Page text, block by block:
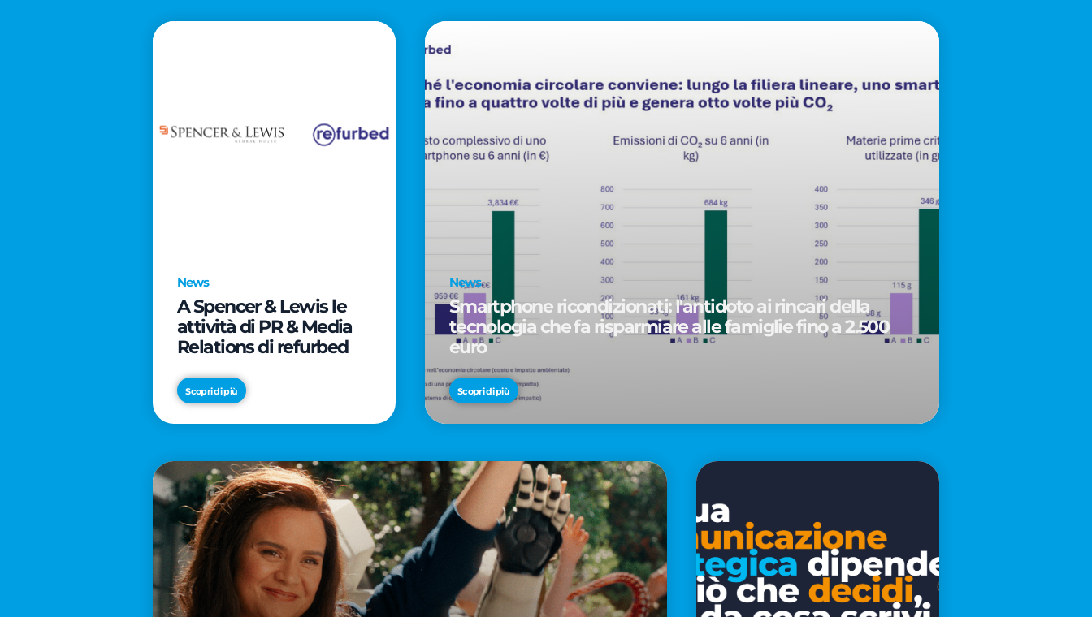
News
A Spencer & Lewis le
attività di PR & Media
Relations di refurbed
Scopri di più
News
Smartphone ricondizionati: l'antidoto ai rincari della
tecnologia che fa risparmiare alle famiglie fino a 2.500
euro
Scopri di più